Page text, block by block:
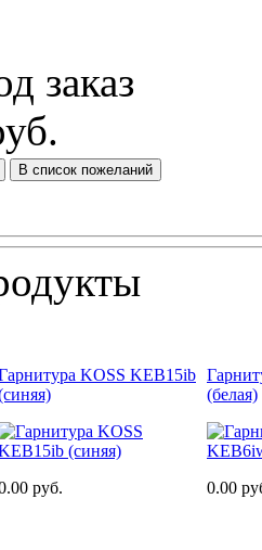
заказ
KOSS KEB15ib
руб.
(белая)
0.00